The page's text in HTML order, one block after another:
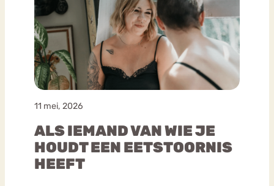
11 mei, 2026
ALS IEMAND VAN WIE JE
HOUDT EEN EETSTOORNIS
HEEFT